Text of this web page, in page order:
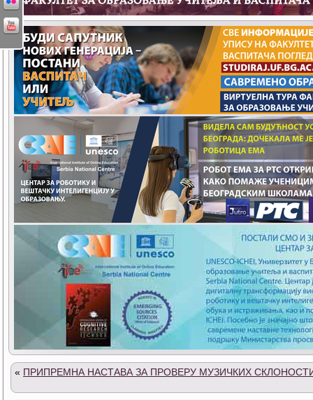
« ПРИПРЕМНА НАСТАВА ЗА ПРОВЕРУ МУЗИЧКИХ